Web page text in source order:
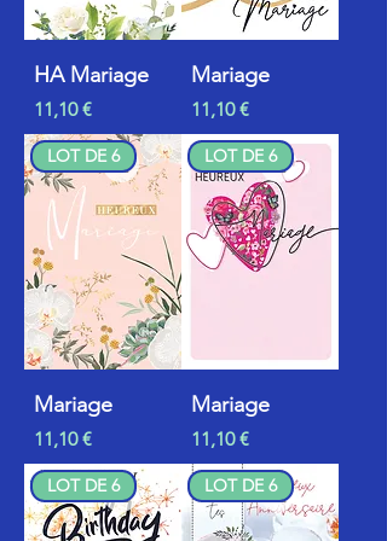
HA Mariage
Prix
11,10 €
Mariage
Prix
11,10 €
LOT DE 6
Mariage
Prix
11,10 €
LOT DE 6
Mariage
Prix
11,10 €
LOT DE 6 LOT DE 6